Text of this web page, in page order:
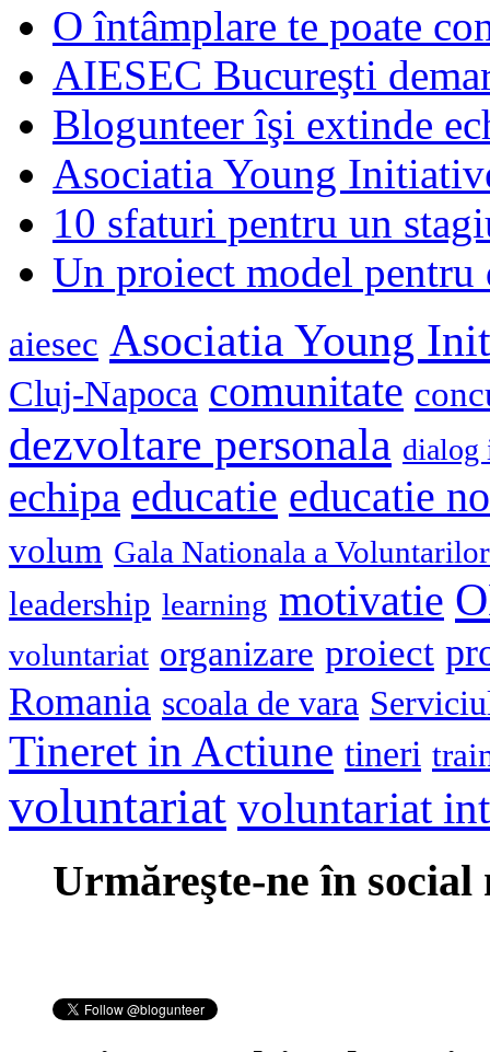
O întâmplare te poate
AIESEC Bucureşti
Blogunteer îşi extinde
Asociatia Young
10 sfaturi pentru un
Un proiect model
aiesec Asociatia Young
Cluj-Napoca comunitate
dezvoltare personala dialog
echipa educatie educatie
volum Gala Nationala a Voluntarilor
leadership learning motivatie
voluntariat organizare proiect
Romania scoala de vara
Tineret in Actiune tineri
voluntariat voluntariat
Urmăreşte-ne în social